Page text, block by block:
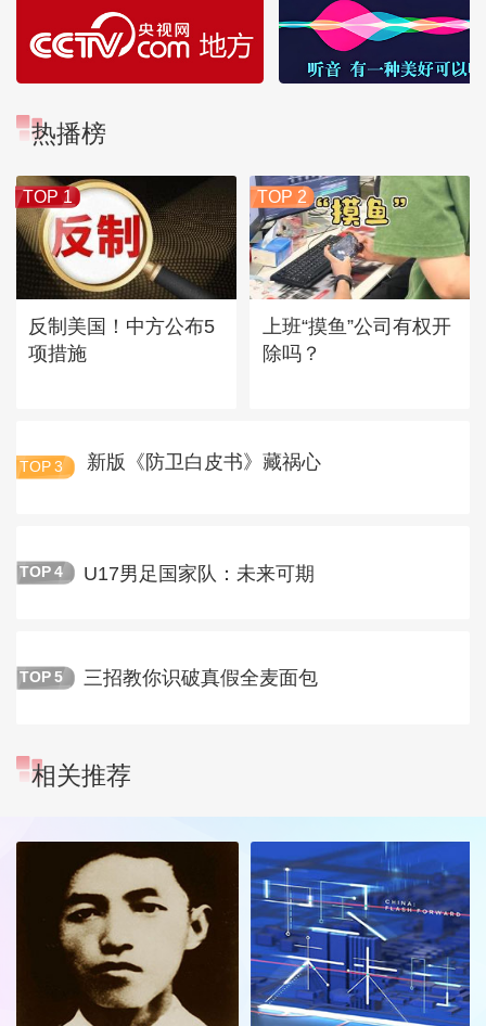
热播榜
TOP 1
反制美国！中方公布5
项措施
TOP 2
上班“摸鱼”公司有权开
除吗？
TOP 3 新版《防卫白皮书》藏祸心
TOP 4 U17男足国家队：未来可期
TOP 5 三招教你识破真假全麦面包
相关推荐